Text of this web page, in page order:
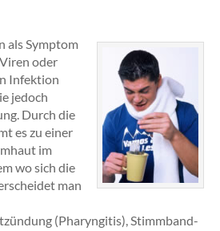
als Symptom
oder
Infektion
jedoch
Durch die
es zu einer
im
wo sich die
man
(Pharyngitis), Stimmband-